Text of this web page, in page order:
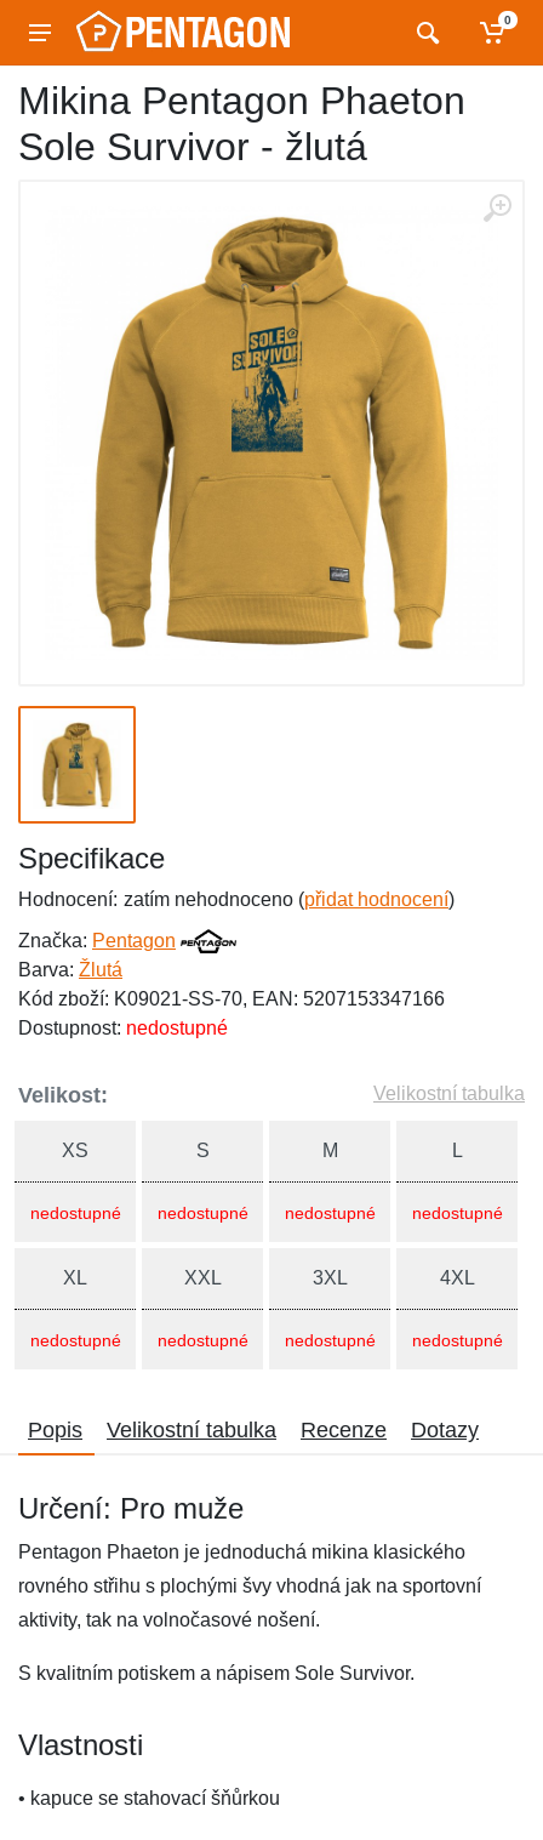
0
Mikina Pentagon Phaeton
Sole Survivor - žlutá
Specifikace
Hodnocení: zatím nehodnoceno (přidat hodnocení)
Značka: Pentagon
Barva: Žlutá
Kód zboží: K09021-SS-70, EAN: 5207153347166
Dostupnost: nedostupné
Velikost: Velikostní tabulka
XS
nedostupné
S
nedostupné
M
nedostupné
L
nedostupné
XL
nedostupné
XXL
nedostupné
3XL
nedostupné
4XL
nedostupné
Popis Velikostní tabulka Recenze Dotazy
Určení: Pro muže
Pentagon Phaeton je jednoduchá mikina klasického
rovného střihu s plochými švy vhodná jak na sportovní
aktivity, tak na volnočasové nošení.
S kvalitním potiskem a nápisem Sole Survivor.
Vlastnosti
• kapuce se stahovací šňůrkou